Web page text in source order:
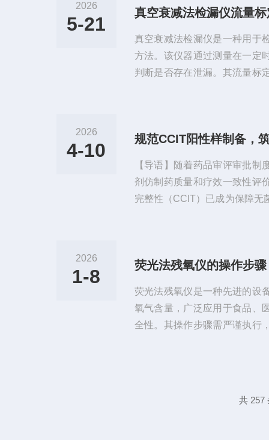
规温和工况；石英毛细管具备
补、应用边界清晰，精准选型
2026
5-21
真空衰减法检漏仪流量
真空衰减法检漏仪是一种用于
方法。该仪器通过测量在一定
判断是否存在泄漏。其流量标
个密封良好的容器如果抽成真
通过监测压力随时间的衰减速
2026
4-10
规范CCIT阳性样制备，
【导语】随着药品审评审批制
剂仿制药质量和疗效一致性评
完整性（CCIT）已成为保障无
步。在药品生产质量控制过程
开发（如真空衰减法、高压放
2026
1-8
荧光法残氧仪的操作步骤
荧光法残氧仪是一种先进的设
氧气含量，广泛应用于食品、
全性。其操作步骤需严谨执行
共 257